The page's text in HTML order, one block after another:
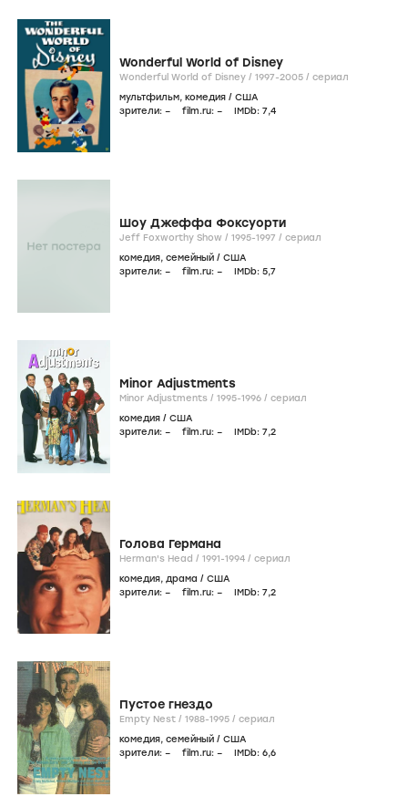
Wonderful World of Disney
Wonderful World of Disney / 1997-2005 / сериал
мультфильм, комедия / США
зрители: – film.ru: – IMDb: 7,4
Шоу Джеффа Фоксуорти
Jeff Foxworthy Show / 1995-1997 / сериал
комедия, семейный / США
зрители: – film.ru: – IMDb: 5,7
Minor Adjustments
Minor Adjustments / 1995-1996 / сериал
комедия / США
зрители: – film.ru: – IMDb: 7,2
Голова Германа
Herman's Head / 1991-1994 / сериал
комедия, драма / США
зрители: – film.ru: – IMDb: 7,2
Пустое гнездо
Empty Nest / 1988-1995 / сериал
комедия, семейный / США
зрители: – film.ru: – IMDb: 6,6